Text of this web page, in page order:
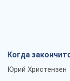
Когда
Юрий Христензен